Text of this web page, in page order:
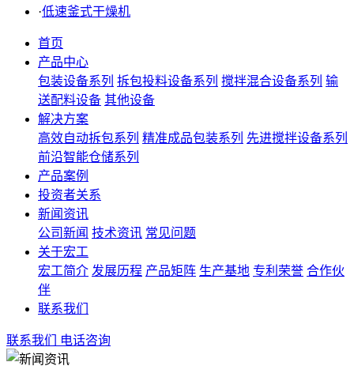
·低速釜式干燥机
首页
产品中心
包装设备系列 拆包投料设备系列 搅拌混合设备系列 输
送配料设备 其他设备
解决方案
高效自动拆包系列 精准成品包装系列 先进搅拌设备系列
前沿智能仓储系列
产品案例
投资者关系
新闻资讯
公司新闻 技术资讯 常见问题
关于宏工
宏工简介 发展历程 产品矩阵 生产基地 专利荣誉 合作伙
伴
联系我们
联系我们 电话咨询